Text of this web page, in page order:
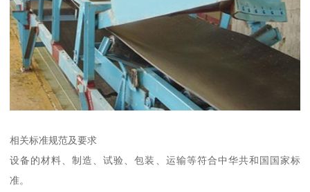
相关标准规范及要求
设备的材料、制造、试验、包装、运输等符合中华共和国国家标
准。